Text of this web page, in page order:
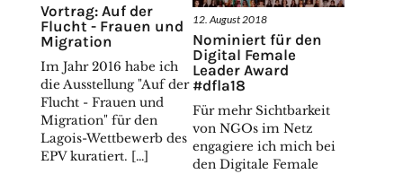
Vortrag: Auf der
Flucht - Frauen und
Migration
Im Jahr 2016 habe ich
die Ausstellung "Auf der
Flucht - Frauen und
Migration" für den
Lagois-Wettbewerb des
EPV kuratiert. […]
12. August 2018
Nominiert für den
Digital Female
Leader Award
#dfla18
Für mehr Sichtbarkeit
von NGOs im Netz
engagiere ich mich bei
den Digitale Female